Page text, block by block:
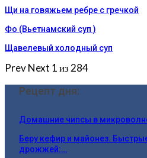
Щи на говяжьем ребре с гречкой
Фо (Вьетнамский суп )
Щавелевый холодный суп
PrevNext 1 из 284
Рецепт дня:
Домашние чипсы в
Беру кефир и майонез.
дрожжей:…